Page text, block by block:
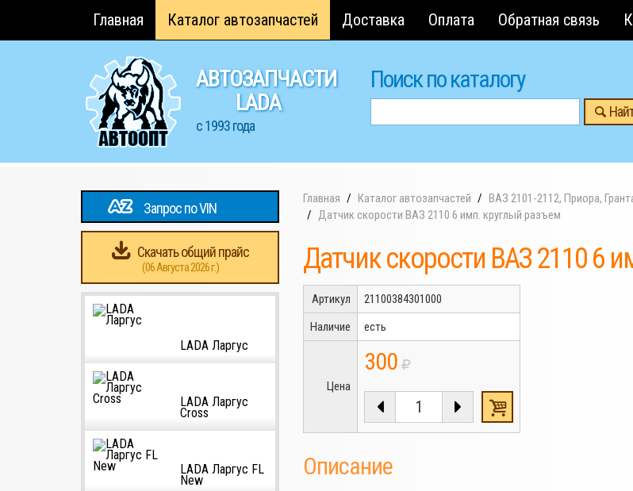
Главная Каталог автозапчастей Доставка Оплата Обратная связь
АВТОЗАПЧАСТИ
LADA
с 1993 года
Поиск по каталогу
Запрос по VIN
Скачать общий прайс
(06 Августа 2026 г.)
LADA Ларгус
LADA Ларгус
Cross
LADA Ларгус FL
New
Главная Каталог автозапчастей ВАЗ 2101-2112, Приора,
Датчик скорости ВАЗ 2110 6 имп. круглый разъем
Датчик скорости ВАЗ 2110 6
Артикул
21100384301000
Наличие
есть
Цена
300
Описание